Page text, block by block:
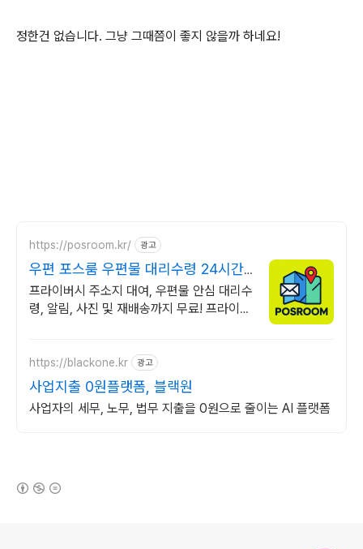
정한건 없습니다. 그냥 그때쯤이 좋지 않을까 하네요!
https://posroom.kr/ 광고
우편 포스룸 우편물 대리수령 24시간
CCTV 상시 녹화
프라이버시 주소지 대여, 우편물 안심 대리수
령, 알림, 사진 및 재배송까지 무료! 프라이빗
https://blackone.kr 광고
사업지출 0원플랫폼, 블랙원
사업자의 세무, 노무, 법무 지출을 0원으로 줄이는 AI 플랫폼